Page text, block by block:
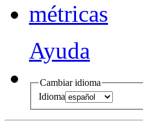
métricas
Ayuda
Cambiar idioma
Idioma